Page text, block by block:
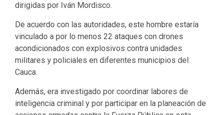
dirigidas por Iván Mordisco.
De acuerdo con las autoridades, este hombre estaría
vinculado a por lo menos 22 ataques con drones
acondicionados con explosivos contra unidades
militares y policiales en diferentes municipios del
Cauca.
Además, era investigado por coordinar labores de
inteligencia criminal y por participar en la planeación de